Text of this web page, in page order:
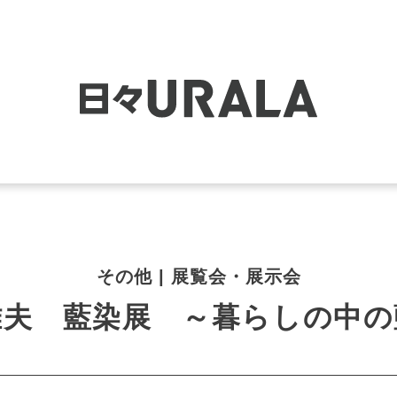
その他 | 展覧会・展示会
夫 藍染展 ～暮らしの中の